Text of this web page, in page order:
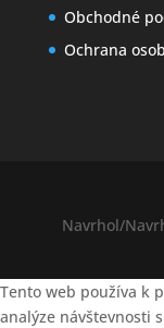
Obchodné
Ochrana
Navrhol/
Tento web používa k
analýze návštevnosti